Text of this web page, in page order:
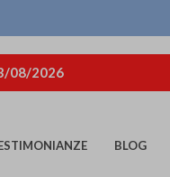
08/2026
BLOG